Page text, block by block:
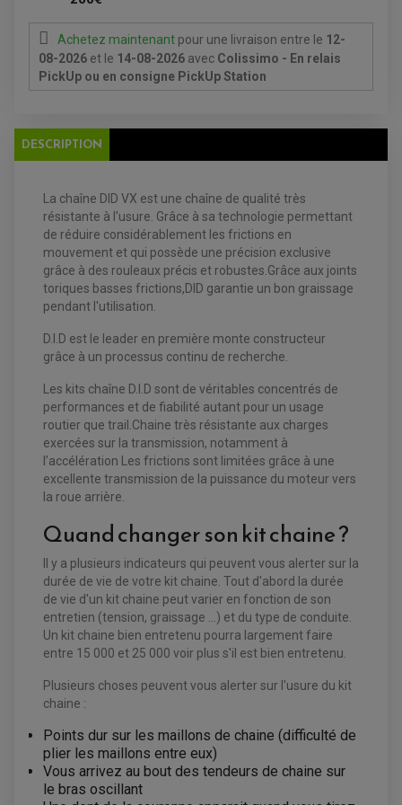
FEUX ADDITIONNELS
REDRESSEUR / REGULATEUR
STATOR
ANTIPARASITE NGK
BOUGIE NGK
OUTILLAGE
PRODUIT D'ENTRETIEN
FREINAGE
ACCESSOIRE + VISSERIE FREINAGE
DISQUE DE FREIN
KIT DURITE DE FREIN
DISQUE DE FREIN AVANT
ACCESSOIRE + VISSERIE FREINAGE
DISQUE DE FREIN ARRIERE
PLAQUETTE DE FREIN AVANT
PLAQUETTE DE FREIN ARRIERE
MAÎTRE CYLINDRE
EQUIPEMENT ELECTRIQUE QUAD / SSV
ACCESSOIRES ELECTRIQUE QUAD / SSV
BOITIER CDI QUAD ET SSV
COMPTEUR QUAD / SSV
CONTACTEUR A CLÉ QUAD
ECLAIRAGE LED / HALOGÈNE
STATOR ET REDRESSEUR / REGULATEUR
VENTILATEUR DE RADIATEUR
EQUIPEMENT FREINAGE QUAD / SSV
DISQUE DE FREIN QUAD / SSV
KIT DURITE DE FREIN QUAD
PLAQUETTES DE FREIN QUAD / SSV
HUILE ET PRODUIT D'ENTRETIEN QUAD
HUILE POUR QUAD
PRODUIT D'ENTRETIEN QUAD
PNEUMATIQUE
ENDURO
ACCESSOIRES FREINAGE
DISQUE DE FREIN AVANT
DISQUE DE FREIN ARRIÈRE
PLAQUETTE DE FREIN
Achetez maintenant pour une livraison entre le 12-
08-2026 et le 14-08-2026 avec Colissimo - En relais
PickUp ou en consigne PickUp Station
DESCRIPTION
La chaîne DID VX est une chaîne de qualité très
résistante à l'usure. Grâce à sa technologie permettant
de réduire considérablement les frictions en
mouvement et qui possède une précision exclusive
grâce à des rouleaux précis et robustes.Grâce aux joints
toriques basses frictions,DID garantie un bon graissage
pendant l'utilisation.
D.I.D est le leader en première monte constructeur
grâce à un processus continu de recherche.
Les kits chaîne D.I.D sont de véritables concentrés de
performances et de fiabilité autant pour un usage
routier que trail.Chaine très résistante aux charges
exercées sur la transmission, notamment à
l’accélération Les frictions sont limitées grâce à une
excellente transmission de la puissance du moteur vers
la roue arrière.
Quand changer son kit chaine ?
Il y a plusieurs indicateurs qui peuvent vous alerter sur la
durée de vie de votre kit chaine. Tout d'abord la durée
de vie d'un kit chaine peut varier en fonction de son
entretien (tension, graissage ...) et du type de conduite.
Un kit chaine bien entretenu pourra largement faire
entre 15 000 et 25 000 voir plus s'il est bien entretenu.
Plusieurs choses peuvent vous alerter sur l'usure du kit
chaine :
Points dur sur les maillons de chaine (difficulté de
plier les maillons entre eux)
Vous arrivez au bout des tendeurs de chaine sur
le bras oscillant